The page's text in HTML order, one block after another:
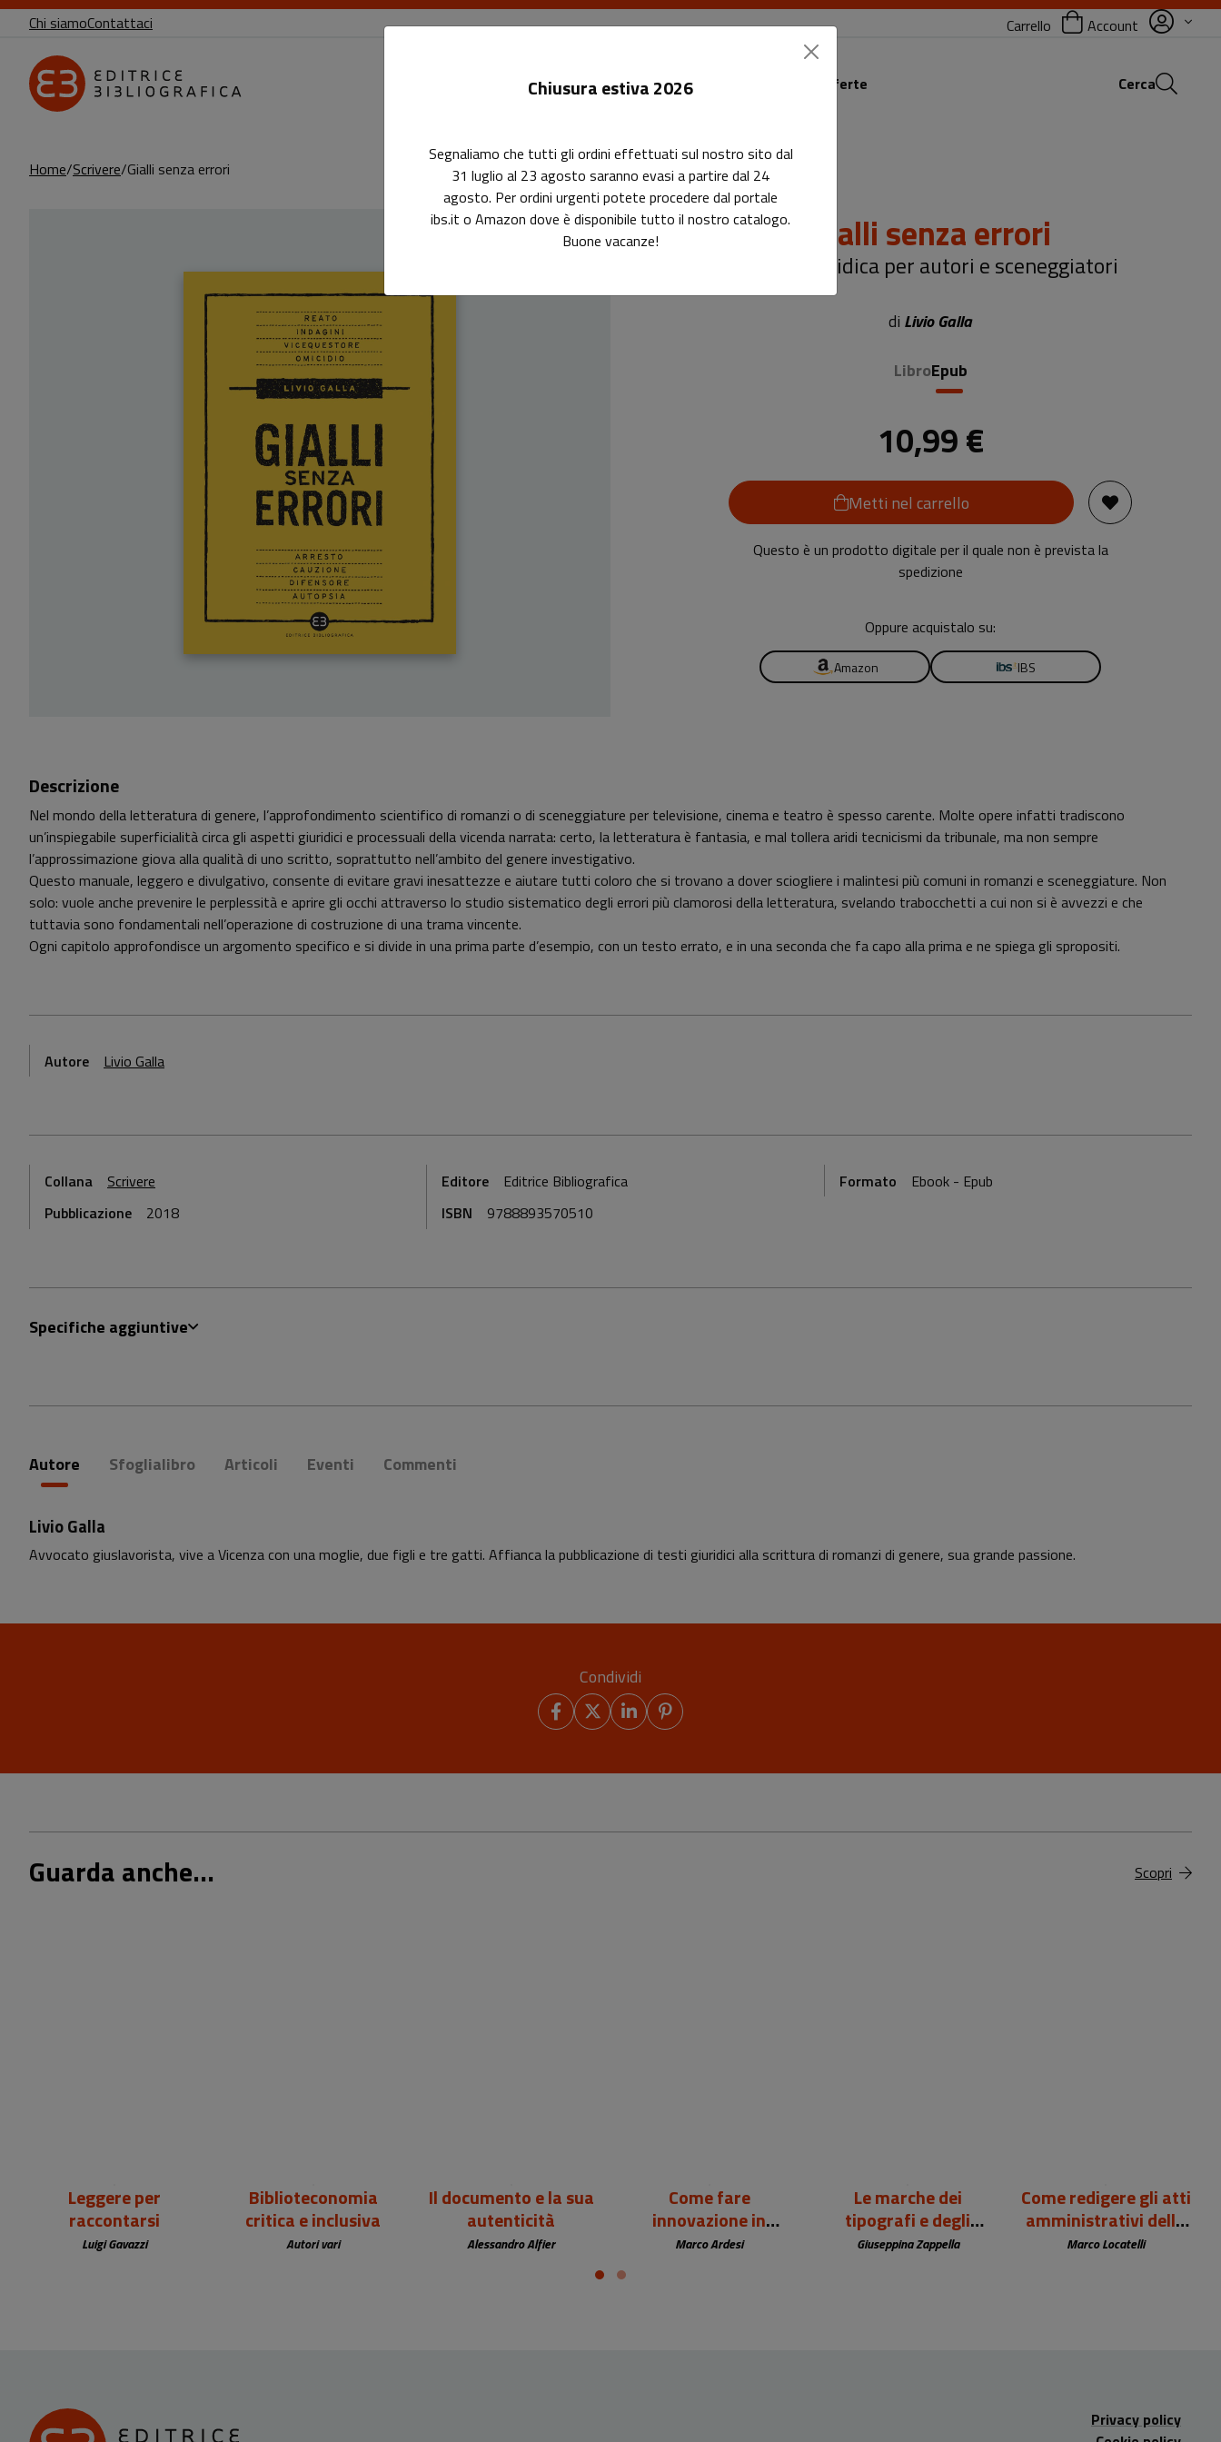
Chi siamoContattaci Carrello Account
Le riviste I corsi Le offerte Cerca
Home Scrivere Gialli senza errori
Gialli senza errori
Guida giuridica per autori e sceneggiatori
di Livio Galla
LibroEpub
10,99 €
Metti nel carrello
Questo è un prodotto digitale per il quale non è prevista la
spedizione
Oppure acquistalo su:
Amazon IBS
Descrizione
Nel mondo della letteratura di genere, l’approfondimento scientifico di romanzi o di sceneggiature per televisione, cinema e teatro è spesso carente. Molte opere infatti tradiscono
un’inspiegabile superficialità circa gli aspetti giuridici e processuali della vicenda narrata: certo, la letteratura è fantasia, e mal tollera aridi tecnicismi da tribunale, ma non sempre
l’approssimazione giova alla qualità di uno scritto, soprattutto nell’ambito del genere investigativo.
Questo manuale, leggero e divulgativo, consente di evitare gravi inesattezze e aiutare tutti coloro che si trovano a dover sciogliere i malintesi più comuni in romanzi e sceneggiature. Non
solo: vuole anche prevenire le perplessità e aprire gli occhi attraverso lo studio sistematico degli errori più clamorosi della letteratura, svelando trabocchetti a cui non si è avvezzi e che
tuttavia sono fondamentali nell’operazione di costruzione di una trama vincente.
Ogni capitolo approfondisce un argomento specifico e si divide in una prima parte d’esempio, con un testo errato, e in una seconda che fa capo alla prima e ne spiega gli spropositi.
Autore Livio Galla
Collana Scrivere Editore Editrice Bibliografica Formato
Ebook - Epub
Pubblicazione
2018 ISBN 9788893570510
Specifiche aggiuntive
Autore Sfoglialibro Articoli Eventi Commenti
Livio Galla
Avvocato giuslavorista, vive a Vicenza con una moglie, due figli e tre gatti. Affianca la pubblicazione di testi giuridici alla scrittura di romanzi di genere, sua grande passione.
Condividi
Guarda anche... Scopri
Leggere per
raccontarsi
Luigi Gavazzi
Biblioteconomia
critica e inclusiva
Autori vari
Il documento e la sua
autenticità
Alessandro Alfier
Come fare
innovazione in
biblioteca
Marco Ardesi
Le marche dei
tipografi e degli
editori europei (sec.
Giuseppina Zappella
Come redigere gli atti
amministrativi della
biblioteca
Marco Locatelli
Privacy policy
Chiusura estiva 2026
Segnaliamo che tutti gli ordini effettuati sul nostro sito dal
31 luglio al 23 agosto saranno evasi a partire dal 24
agosto. Per ordini urgenti potete procedere dal portale
ibs.it o Amazon dove è disponibile tutto il nostro catalogo.
Buone vacanze!